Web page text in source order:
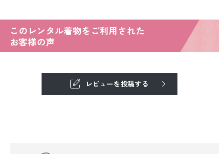
このレンタル着物をご利用された
お客様の声
レビューを投稿する